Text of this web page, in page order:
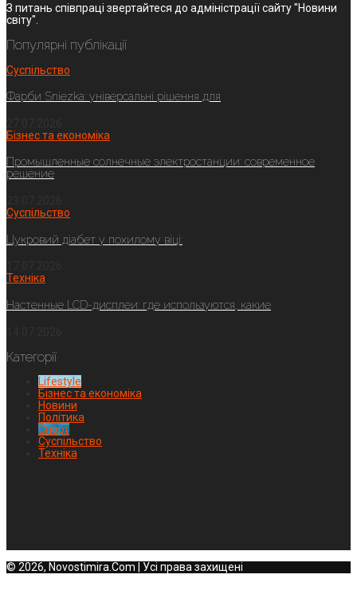
З питань співпраці звертайтеся до адміністрації сайту "Новини
світу".
Популярні публікації
Суспільство
Фарби Sniezka: універсальні рішення для
Бізнес та економіка
Промышленные солнечные электростанции: современное
решение
Суспільство
Цукровий діабет у похилому віці:
Техніка
Настенные LCD-дисплеи: где используются, какие
Категорії
Lifestyle
Бізнес та економіка
Новини
Політика
Спорт
Суспільство
Техніка
© 2026, Novostimira.Com | Усі права захищені